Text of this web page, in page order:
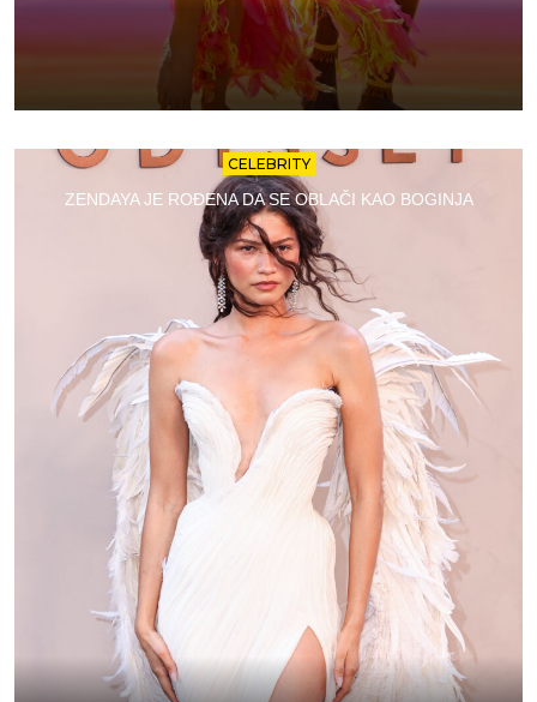
CELEBRITY
ZENDAYA JE ROĐENA DA SE OBLAČI KAO BOGINJA